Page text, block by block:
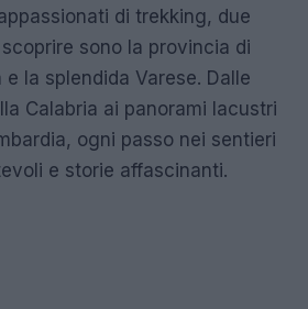
di trekking, due
sono la provincia di
la splendida Varese. Dalle
Calabria ai panorami lacustri
ogni passo nei sentieri
e storie affascinanti.